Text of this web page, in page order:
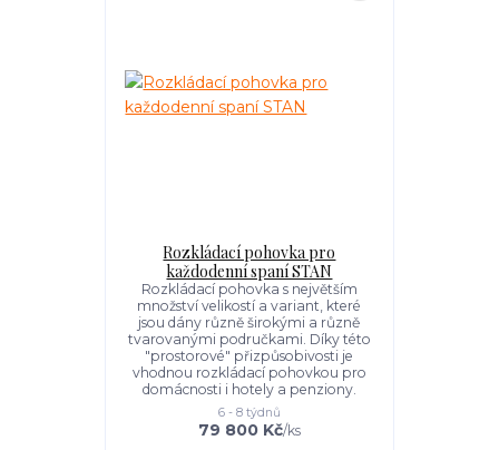
Rozkládací pohovka pro
každodenní spaní STAN
Rozkládací pohovka s největším
množství velikostí a variant, které
jsou dány různě širokými a různě
tvarovanými područkami. Díky této
"prostorové" přizpůsobivosti je
vhodnou rozkládací pohovkou pro
domácnosti i hotely a penziony.
79 800 Kč/ks
6 - 8 týdnů